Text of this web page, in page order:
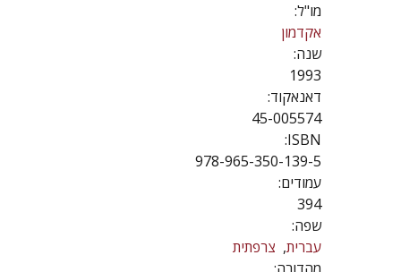
מו"ל:
אקדמון
שנה:
1993
דאנאקוד:
45-005574
ISBN:
978-965-350-139-5
עמודים:
394
שפה:
עברית צרפתית